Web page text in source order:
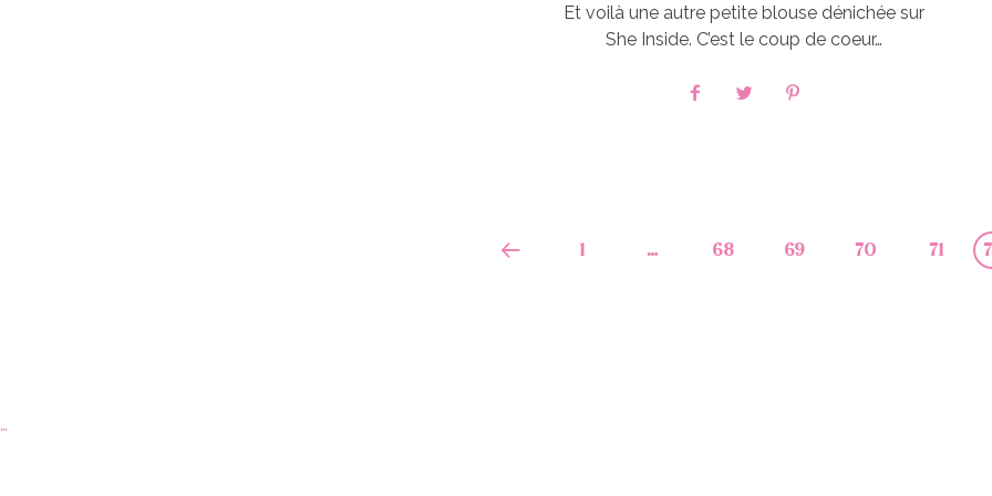
Et voilà une autre petite blouse dénichée sur
She Inside. C’est le coup de coeur…
1 … 68 69 70 71
…